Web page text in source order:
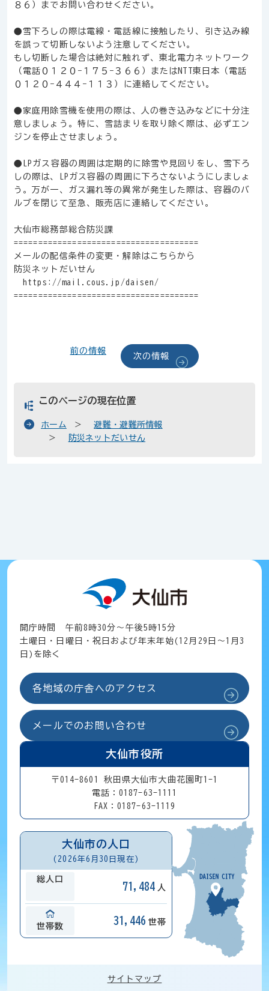
８６）までお問い合わせください。
●雪下ろしの際は電線・電話線に接触したり、引き込み線
を誤って切断しないよう注意してください。
もし切断した場合は絶対に触れず、東北電力ネットワーク
（電話０１２０−１７５−３６６）またはNTT東日本（電話
０１２０−４４４−１１３）に連絡してください。
●家庭用除雪機を使用の際は、人の巻き込みなどに十分注
意しましょう。特に、雪詰まりを取り除く際は、必ずエン
ジンを停止させましょう。
●LPガス容器の周囲は定期的に除雪や見回りをし、雪下ろ
しの際は、LPガス容器の周囲に下ろさないようにしましょ
う。万が一、ガス漏れ等の異常が発生した際は、容器のバ
ルブを閉じて至急、販売店に連絡してください。
大仙市総務部総合防災課
======================================
メールの配信条件の変更・解除はこちらから
防災ネットだいせん
https://mail.cous.jp/daisen/
======================================
前の情報
次の情報
このページの現在位置
ホーム
避難・避難所情報
防災ネットだいせん
開庁時間 午前8時30分～午後5時15分
土曜日・日曜日・祝日および年末年始(12月29日～1月3
日)を除く
各地域の庁舎へのアクセス
メールでのお問い合わせ
大仙市役所
〒014-8601 秋田県大仙市大曲花園町1-1
電話：0187-63-1111
FAX：0187-63-1119
大仙市の人口
(2026年6月30日現在)
総人口
71,484 人
世帯数
31,446 世帯
サイトマップ